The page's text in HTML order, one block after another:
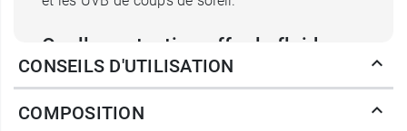
Quelle protection offre le fluide
correcteur anti taches Bariésun
Uriage ?
CONSEILS D'UTILISATION
COMPOSITION